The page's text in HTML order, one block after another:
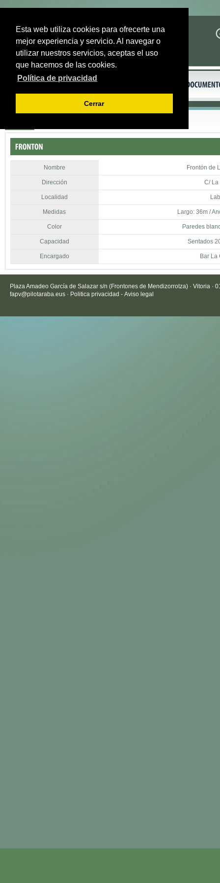
Esta web utiliza cookies para ofrecerte una
mejor experiencia y servicio. Al navegar o
utilizar nuestros servicios, aceptas el uso
que hacemos de las cookies.
Política de privacidad
Cerrar
Nombre Frontón de
Dirección C/
Localidad
Medidas Largo: 36m /
Color Paredes
Capacidad Sentados
Encargado Bar La
Plaza Amadeo García de Salazar s/n (Frontones de Mendizorrotza) · Vitoria ·
fapv@pilotaraba.eus · Politica privacidad - Aviso legal